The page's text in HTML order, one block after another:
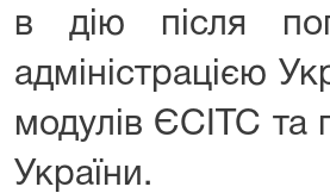
в дію після
адміністрацією
модулів ЄСІТС та
України.